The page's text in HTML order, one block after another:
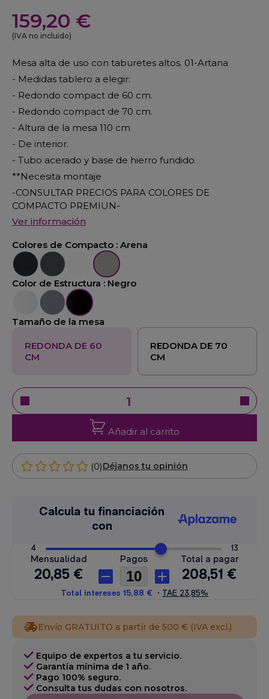
159,20 €
(IVA no incluido)
Mesa alta de uso con taburetes altos. 01-Artana
- Medidas tablero a elegir:
- Redondo compact de 60 cm.
- Redondo compact de 70 cm.
- Altura de la mesa 110 cm
- De interior.
- Tubo acerado y base de hierro fundido.
**Necesita montaje
-CONSULTAR PRECIOS PARA COLORES DE
COMPACTO PREMIUN-
Ver información
Colores de Compacto : Arena
NegroPizarra BlancoArena
Color de Estructura : Negro
BlancoAluminioNegro
Tamaño de la mesa
REDONDA DE 60
CM
REDONDA DE 70
CM
Añadir al carrito
(0)Déjanos tu opinión
Envío GRATUITO a partir de 500 € (IVA excl.)
Equipo de expertos a tu servicio.
Garantía mínima de 1 año.
Pago 100% seguro.
Consulta tus dudas con nosotros.